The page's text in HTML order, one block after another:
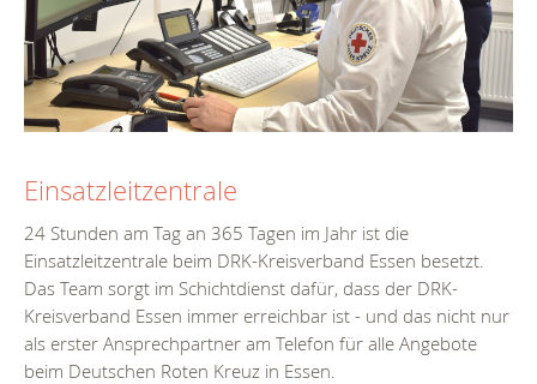
Einsatzleitzentrale
24 Stunden am Tag an 365 Tagen im Jahr ist die
Einsatzleitzentrale beim DRK-Kreisverband Essen besetzt.
Das Team sorgt im Schichtdienst dafür, dass der DRK-
Kreisverband Essen immer erreichbar ist - und das nicht nur
als erster Ansprechpartner am Telefon für alle Angebote
beim Deutschen Roten Kreuz in Essen.